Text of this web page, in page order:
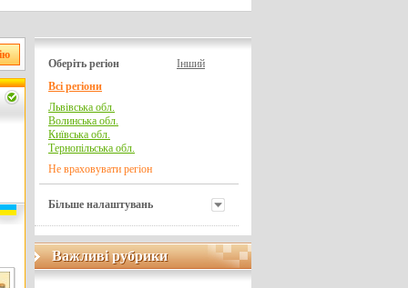
Оберіть регіон
Інший
Всі регіони
Львівська обл.
Волинська обл.
Київська обл.
Тернопільська обл.
Не враховувати регіон
Більше налаштувань
Важливі рубрики
Важливі рубрики